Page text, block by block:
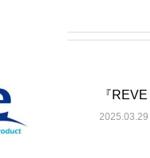
『
2025.03.29